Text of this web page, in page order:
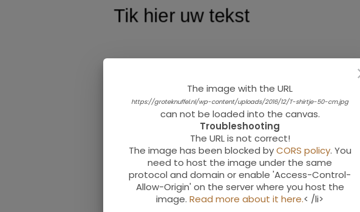
The image with the URL
https://groteknuffel.nl/wp-content/uploads/2016/12/T-shirtje-50-cm.jpg
can not be loaded into the canvas.
Troubleshooting
The URL is not correct!
The image has been blocked byCORS policy. You
need to host the image under the same
protocol and domain or enable 'Access-Control-
Allow-Origin' on the server where you host the
image. Read more about it here.< /li>